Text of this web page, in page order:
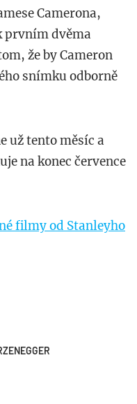
Camerona,
prvním dvěma
že by Cameron
snímku odborně
už tento měsíc a
na konec července
filmy od Stanleyho